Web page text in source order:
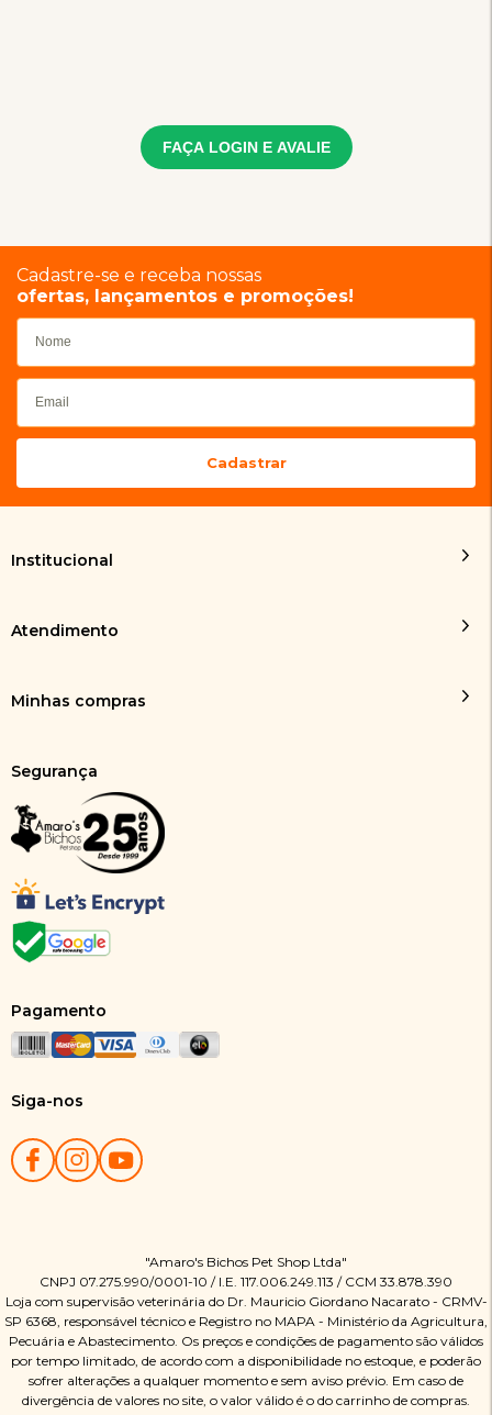
FAÇA LOGIN E AVALIE
Cadastre-se e receba nossas
ofertas, lançamentos e promoções!
Institucional
Atendimento
Minhas compras
Segurança
Pagamento
Siga-nos
"Amaro's Bichos Pet Shop Ltda"
CNPJ 07.275.990/0001-10 / I.E. 117.006.249.113 / CCM 33.878.390
Loja com supervisão veterinária do Dr. Mauricio Giordano Nacarato - CRMV-
SP 6368, responsável técnico e Registro no MAPA - Ministério da Agricultura,
Pecuária e Abastecimento. Os preços e condições de pagamento são válidos
por tempo limitado, de acordo com a disponibilidade no estoque, e poderão
sofrer alterações a qualquer momento e sem aviso prévio. Em caso de
divergência de valores no site, o valor válido é o do carrinho de compras.